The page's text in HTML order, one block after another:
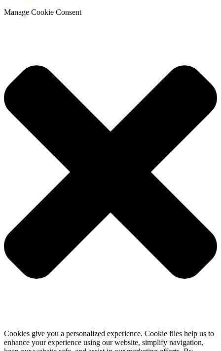
Manage Cookie Consent
Cookies give you a personalized experience. Cookie files help us to
enhance your experience using our website, simplify navigation,